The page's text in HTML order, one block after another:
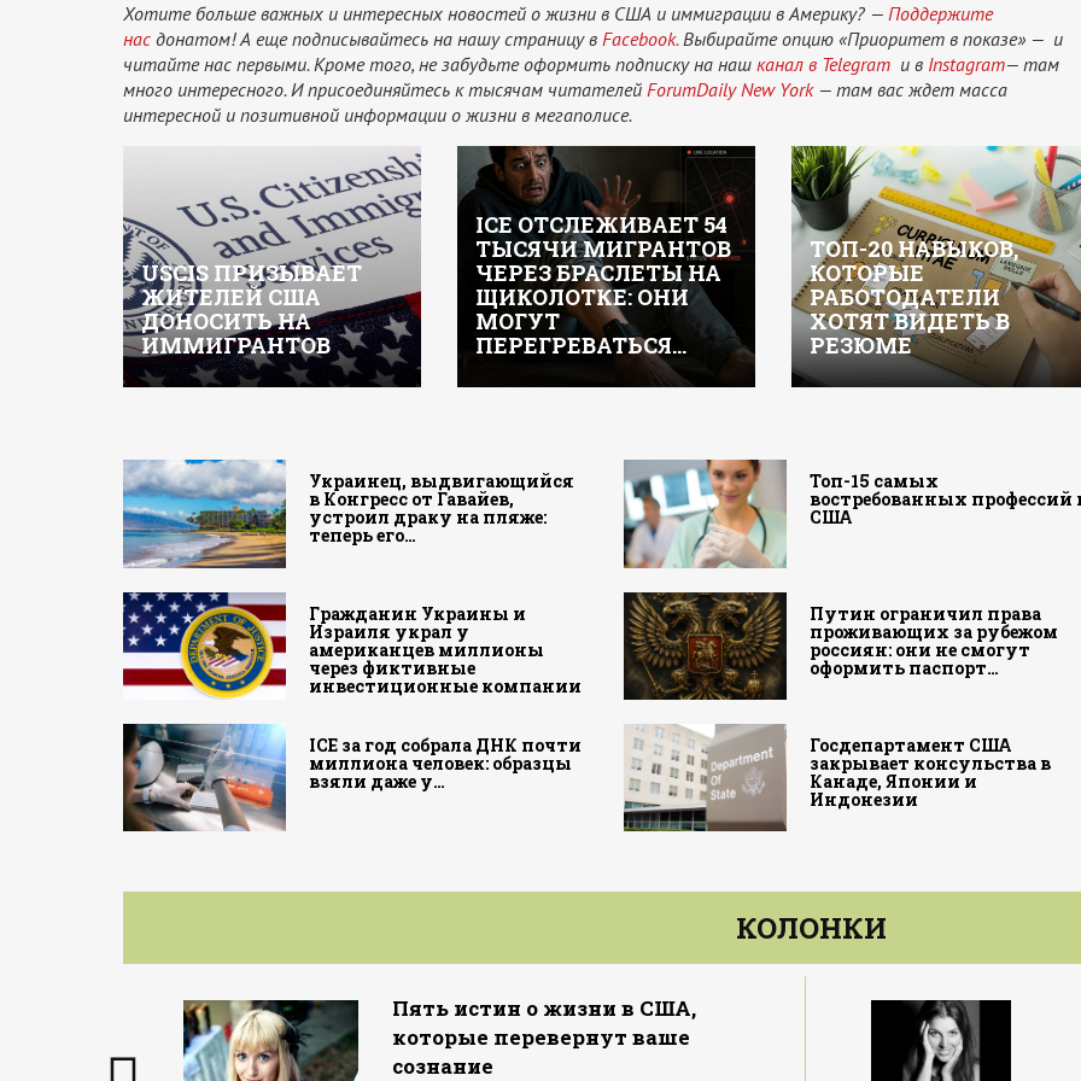
Хотите больше важных и интересных новостей о жизни в США и иммиграции в Америку? — Поддержите
нас донатом! А еще подписывайтесь на нашу страницу в Facebook.Выбирайте опцию «Приоритет в показе» — и
читайте нас первыми. Кроме того, не забудьте оформить подписку на наш канал в Telegram и в Instagram— там
много интересного. И присоединяйтесь к тысячам читателей ForumDaily New York— там вас ждет масса
интересной и позитивной информации о жизни в мегаполисе.
USCIS ПРИЗЫВАЕТ
ЖИТЕЛЕЙ США
ДОНОСИТЬ НА
ИММИГРАНТОВ
ICE ОТСЛЕЖИВАЕТ 54
ТЫСЯЧИ МИГРАНТОВ
ЧЕРЕЗ БРАСЛЕТЫ НА
ЩИКОЛОТКЕ: ОНИ
МОГУТ
ПЕРЕГРЕВАТЬСЯ…
ТОП-20 НАВЫКОВ,
КОТОРЫЕ
РАБОТОДАТЕЛИ
ХОТЯТ ВИДЕТЬ В
РЕЗЮМЕ
Украинец, выдвигающийся
в Конгресс от Гавайев,
устроил драку на пляже:
теперь его…
Топ-15 самых
востребованных профессий
США
Гражданин Украины и
Израиля украл у
американцев миллионы
через фиктивные
инвестиционные компании
Путин ограничил права
проживающих за рубежом
россиян: они не смогут
оформить паспорт…
ICE за год собрала ДНК почти
миллиона человек: образцы
взяли даже у…
Госдепартамент США
закрывает консульства в
Канаде, Японии и
Индонезии
КОЛОНКИ
Пять истин о жизни в США,
которые перевернут ваше
сознание